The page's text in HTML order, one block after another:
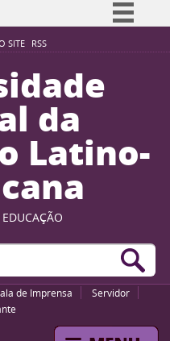
SITE RSS
Simplifique!
Participe
Acesso à informação
Legislação
Canais
da
Latino-
de Imprensa
Servidor